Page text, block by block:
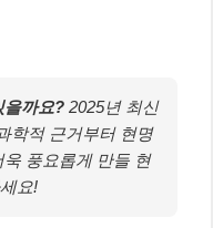
을까요? 2025년 최신
학적 근거부터 현명
풍요롭게 만들 현
요!